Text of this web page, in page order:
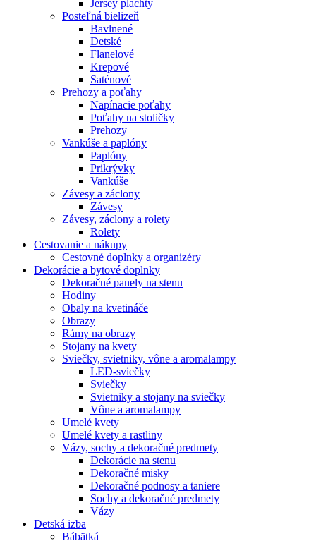
Jersey plachty
Posteľná bielizeň
Bavlnené
Detské
Flanelové
Krepové
Saténové
Prehozy a poťahy
Napínacie poťahy
Poťahy na stoličky
Prehozy
Vankúše a paplóny
Paplóny
Prikrývky
Vankúše
Závesy a záclony
Závesy
Závesy, záclony a rolety
Rolety
Cestovanie a nákupy
Cestovné doplnky a organizéry
Dekorácie a bytové doplnky
Dekoračné panely na stenu
Hodiny
Obaly na kvetináče
Obrazy
Rámy na obrazy
Stojany na kvety
Sviečky, svietniky, vône a aromalampy
LED-sviečky
Sviečky
Svietniky a stojany na sviečky
Vône a aromalampy
Umelé kvety
Umelé kvety a rastliny
Vázy, sochy a dekoračné predmety
Dekorácie na stenu
Dekoračné misky
Dekoračné podnosy a taniere
Sochy a dekoračné predmety
Vázy
Detská izba
Bábätká